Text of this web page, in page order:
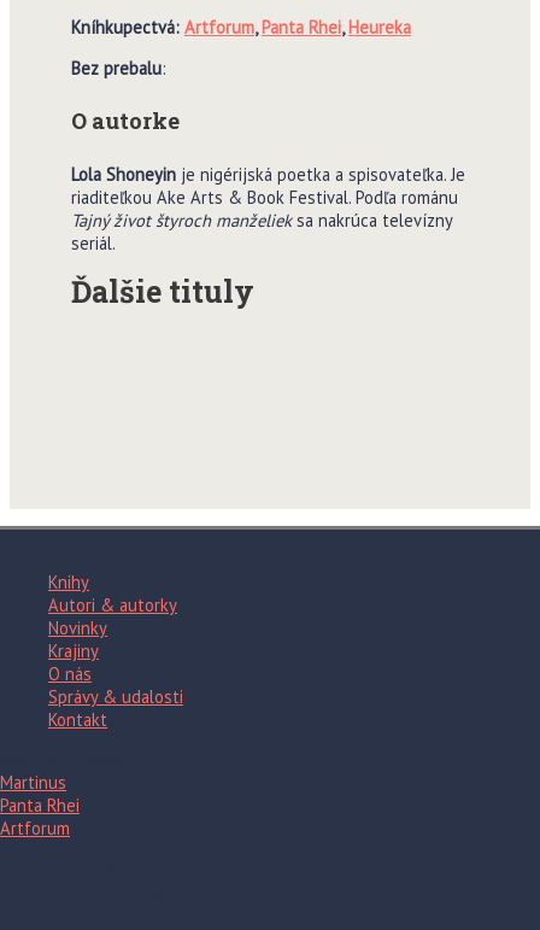
Kníhkupectvá: Artforum,Panta Rhei,Heureka
Bez prebalu:
O autorke
Lola Shoneyinje nigérijská poetka a spisovateľka. Je
riaditeľkou Ake Arts & Book Festival. Podľa románu
Tajný život štyroch manželieksa nakrúca televízny
seriál.
Ďalšie tituly
Knihy
Autori & autorky
Novinky
Krajiny
O nás
Správy & udalosti
Kontakt
Martinus
Panta Rhei
Artforum